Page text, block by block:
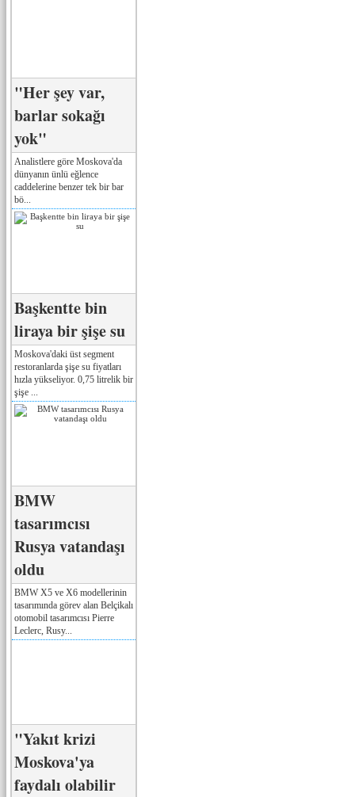
"Her şey var,
barlar sokağı
yok"
Analistlere göre Moskova'da
dünyanın ünlü eğlence
caddelerine benzer tek bir bar
bö...
Başkentte bin
liraya bir şişe su
Moskova'daki üst segment
restoranlarda şişe su fiyatları
hızla yükseliyor. 0,75 litrelik bir
şişe ...
BMW
tasarımcısı
Rusya vatandaşı
oldu
BMW X5 ve X6 modellerinin
tasarımında görev alan Belçikalı
otomobil tasarımcısı Pierre
Leclerc, Rusy...
"Yakıt krizi
Moskova'ya
faydalı olabilir